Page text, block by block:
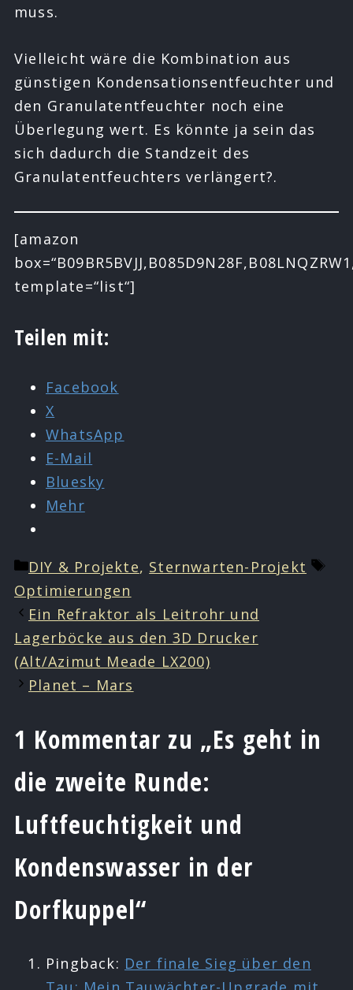
muss.
Vielleicht wäre die Kombination aus
günstigen Kondensationsentfeuchter und
den Granulatentfeuchter noch eine
Überlegung wert. Es könnte ja sein das
sich dadurch die Standzeit des
Granulatentfeuchters verlängert?.
[amazon
template=“list“]
Teilen mit:
Facebook
X
WhatsApp
E-Mail
Bluesky
Mehr
Kategorien
DIY & Projekte, Sternwarten-Projekt
Optimierungen
Ein Refraktor als Leitrohr und
Lagerböcke aus den 3D Drucker
(Alt/Azimut Meade LX200)
Planet – Mars
1 Kommentar zu „Es geht in
die zweite Runde:
Luftfeuchtigkeit und
Kondenswasser in der
Dorfkuppel“
Pingback: Der finale Sieg über den